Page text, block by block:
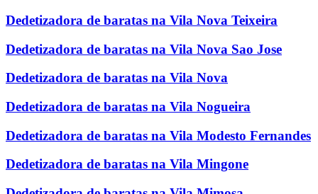
Dedetizadora de baratas na Vila Nova Teixeira
Dedetizadora de baratas na Vila Nova Sao Jose
Dedetizadora de baratas na Vila Nova
Dedetizadora de baratas na Vila Nogueira
Dedetizadora de baratas na Vila Modesto Fernandes
Dedetizadora de baratas na Vila Mingone